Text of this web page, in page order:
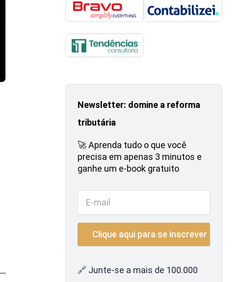
Newsletter: domine a reforma
tributária
🚀 Aprenda tudo o que você
precisa em apenas 3 minutos e
ganhe um e-book gratuito
🔗 Junte-se a mais de 100.000